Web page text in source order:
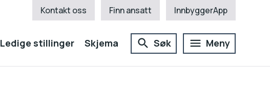
Kontakt oss Finn ansatt InnbyggerApp
Ledige stillinger Skjema Søk Meny